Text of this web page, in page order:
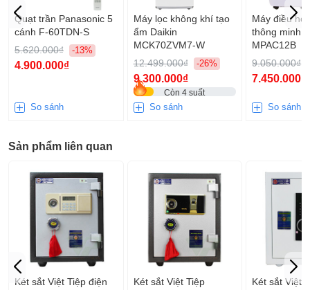
chiếc két sắt, két bạc tốt nhất phù hợp nhất dành cho gia đình,
văn phòng quý khách vui lòng liên hệ Điện Máy Vạn Phúc để
được hỗ trợ tốt nhất.
Quạt trần Panasonic 5
cánh F-60TDN-S
5.620.000₫
-13%
4.900.000₫
So sánh
Máy lọc không khí tạo
ẩm Daikin
MCK70ZVM7-W
12.499.000₫
-26%
9.300.000₫
Còn 4 suất
So sánh
Máy điều
thông minh
MPAC12B
9.050.000₫
7.450.000₫
So sánh
Sản phẩm liên quan
Két sắt Việt Tiệp điện
Két sắt Việt Tiệp
Két sắt Việt